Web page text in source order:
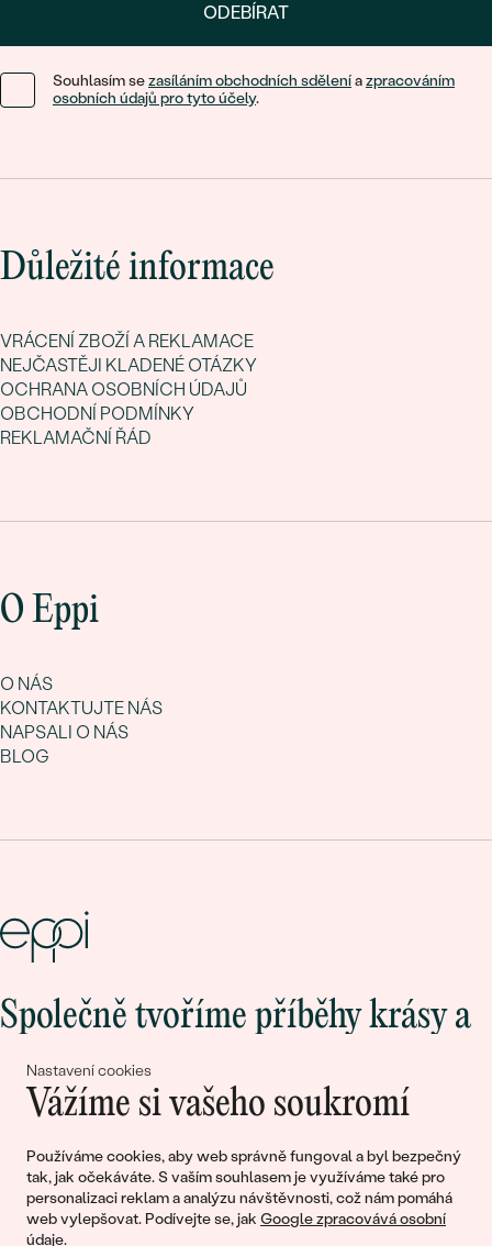
Nastavení cookies
Vážíme si vašeho soukromí
Používáme cookies, aby web správně fungoval a byl bezpečný
tak, jak očekáváte. S vaším souhlasem je využíváme také pro
personalizaci reklam a analýzu návštěvnosti, což nám pomáhá
web vylepšovat. Podívejte se, jak Google zpracovává osobní
údaje.
ODEBÍRAT
Souhlasím sezasíláním obchodních sděleníazpracováním
osobních údajů pro tyto účely.
Důležité informace
VRÁCENÍ ZBOŽÍ A REKLAMACE
NEJČASTĚJI KLADENÉ OTÁZKY
OCHRANA OSOBNÍCH ÚDAJŮ
OBCHODNÍ PODMÍNKY
REKLAMAČNÍ ŘÁD
O Eppi
O NÁS
KONTAKTUJTE NÁS
NAPSALI O NÁS
BLOG
Společně tvoříme příběhy krásy a
lásky
Připojte se k nám!